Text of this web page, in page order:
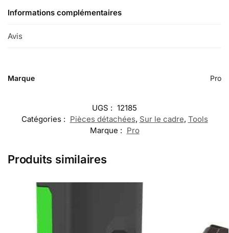
Informations complémentaires
Avis
Marque Pro
UGS : 12185
Catégories : Pièces détachées, Sur le cadre, Tools
Marque : Pro
Produits similaires